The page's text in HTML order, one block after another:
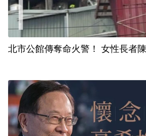
北市公館傳奪命火警！ 女性長者